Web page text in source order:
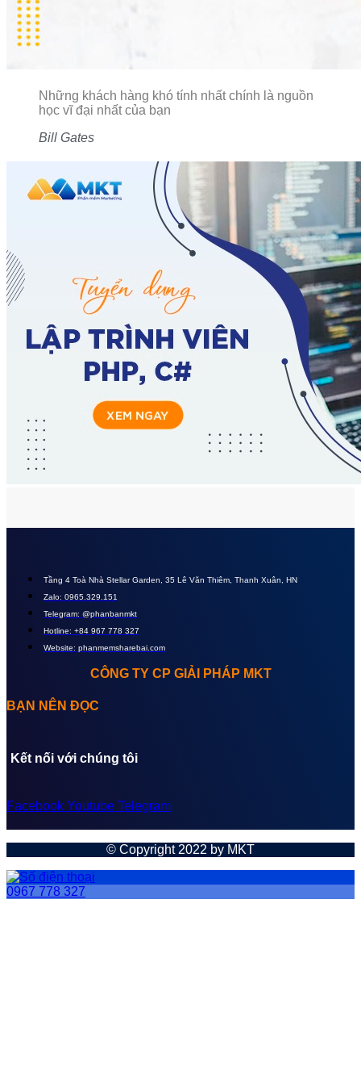
Những khách hàng khó tính nhất chính là nguồn
học vĩ đại nhất của bạn
Bill Gates
Tầng 4 Toà Nhà Stellar Garden, 35 Lê Văn Thiêm, Thanh Xuân, HN
Zalo: 0965.329.151
Telegram: @phanbanmkt
Hotline: +84 967 778 327
Website: phanmemsharebai.com
CÔNG TY CP GIẢI PHÁP MKT
BẠN NÊN ĐỌC
Kết nối với chúng tôi
Facebook Youtube Telegram
© Copyright 2022 by MKT
0967 778 327